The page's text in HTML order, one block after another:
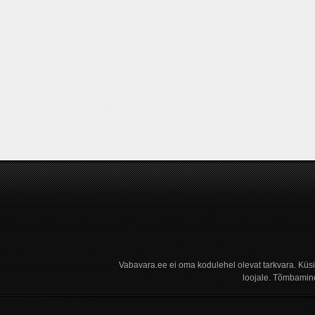
Vabavara.ee ei oma kodulehel olevat tarkvara.
loojale.